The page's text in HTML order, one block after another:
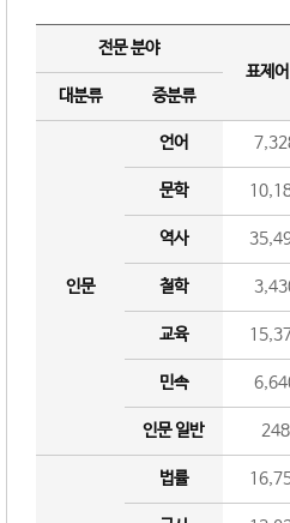
전문 분야
표제
대분류
중분류
인문
언어
문학
역사
철학
교육
민속
인문 일반 248
법률